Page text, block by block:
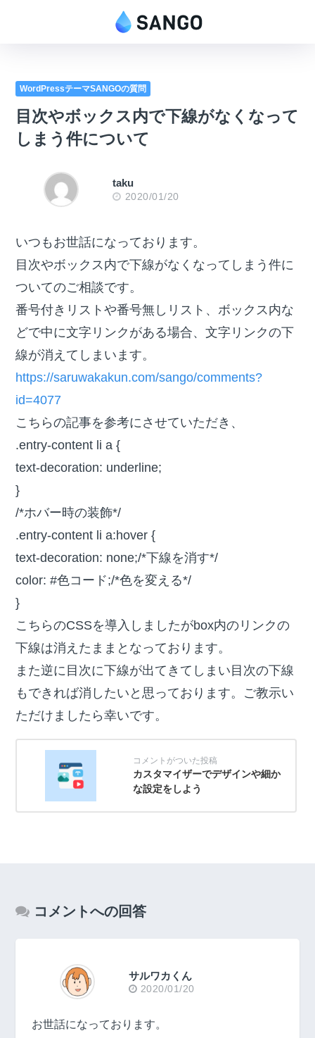
WordPressテーマSANGOの質問
目次やボックス内で下線がなくなって
しまう件について
taku
2020/01/20
いつもお世話になっております。
目次やボックス内で下線がなくなってしまう件に
ついてのご相談です。
番号付きリストや番号無しリスト、ボックス内な
どで中に文字リンクがある場合、文字リンクの下
線が消えてしまいます。
https://saruwakakun.com/sango/comments?
id=4077
こちらの記事を参考にさせていただき、
.entry-content li a {
text-decoration: underline;
}
/*ホバー時の装飾*/
.entry-content li a:hover {
text-decoration: none;/*下線を消す*/
color: #色コード;/*色を変える*/
}
こちらのCSSを導入しましたがbox内のリンクの
下線は消えたままとなっております。
また逆に目次に下線が出てきてしまい目次の下線
もできれば消したいと思っております。ご教示い
ただけましたら幸いです。
カスタマイザーでデザインや細か
な設定をしよう
コメントへの回答
サルワカくん
2020/01/20
お世話になっております。